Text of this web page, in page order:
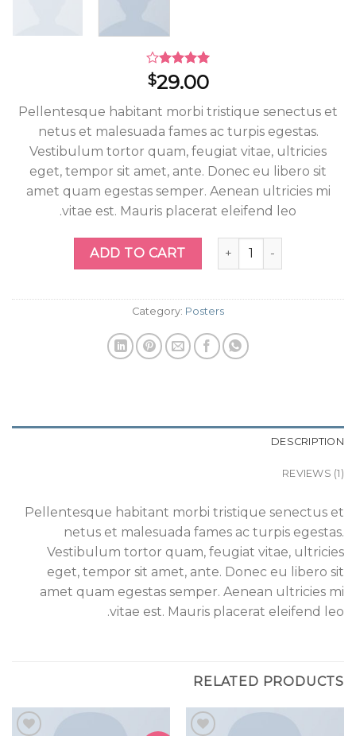
Rated
4.00out
based on
1
customer
rating
$29.00
Pellentesque habitant morbi tristique senectus et
netus et malesuada fames ac turpis egestas.
Vestibulum tortor quam, feugiat vitae, ultricies
eget, tempor sit amet, ante. Donec eu libero sit
amet quam egestas semper. Aenean ultricies mi
vitae est. Mauris placerat eleifend leo.
Woo Ninja quantity
ADD TO CART
Category: Posters
DESCRIPTION
REVIEWS (1)
Pellentesque habitant morbi tristique senectus et
netus et malesuada fames ac turpis egestas.
Vestibulum tortor quam, feugiat vitae, ultricies
eget, tempor sit amet, ante. Donec eu libero sit
amet quam egestas semper. Aenean ultricies mi
vitae est. Mauris placerat eleifend leo.
RELATED PRODUCTS